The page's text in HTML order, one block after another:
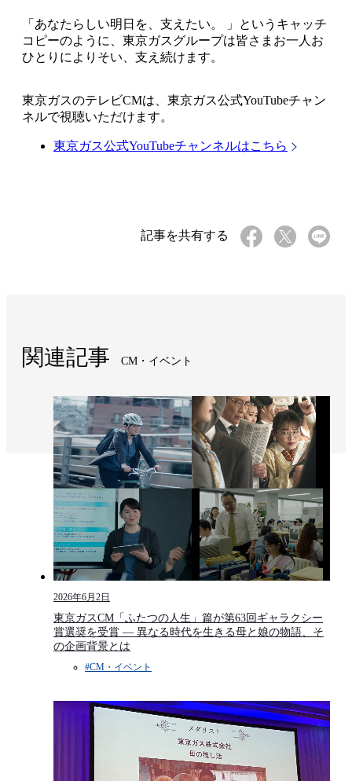
「あなたらしい明日を、支えたい。 」というキャッチ
コピーのように、東京ガスグループは皆さまお一人お
ひとりによりそい、支え続けます。
東京ガスのテレビCMは、東京ガス公式YouTubeチャン
ネルで視聴いただけます。
東京ガス公式YouTubeチャンネルはこちら
記事を共有する
関連記事 CM・イベント​
2026年6月2日
東京ガスCM「ふたつの人生」篇が第63回ギャラクシー
賞選奨を受賞 — 異なる時代を生きる母と娘の物語、そ
の企画背景とは
#CM・イベント​